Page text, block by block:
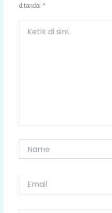
ditandai *